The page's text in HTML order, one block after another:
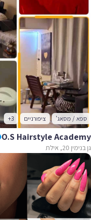
ספא / מסאג' ציפורניים +3
O.S Hairstyle Academy
גן בנימין 20, אילת